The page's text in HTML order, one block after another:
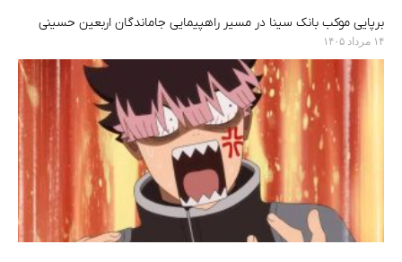
برپایی موکب بانک سینا در مسیر راهپیمایی جاماندگان اربعین حسینی
۱۴ مرداد ۱۴۰۵